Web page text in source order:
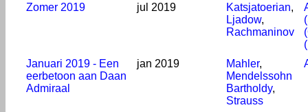
Zomer 2019 jul 2019 Katsjatoerian,
Ljadow,
Rachmaninov
Januari 2019 - Een
eerbetoon aan Daan
Admiraal
jan 2019 Mahler,
Mendelssohn
Bartholdy,
Strauss